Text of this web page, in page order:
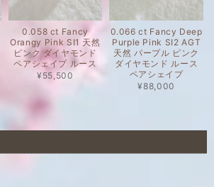
0.058 ct Fancy
Orangy Pink SI1 天然
ピンク ダイヤモンド
ペアシェイプ ルース
¥55,500
0.066 ct Fancy Deep
Purple Pink SI2 AGT
天然 パープル ピンク
ダイヤモンド ルース
ペアシェイプ
¥88,000